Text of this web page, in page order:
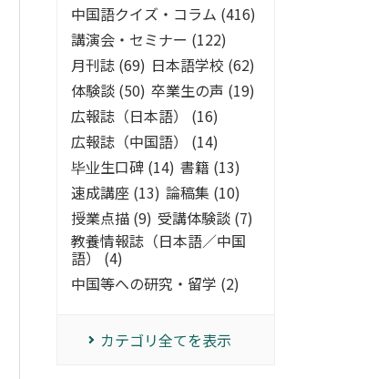
中国語クイズ・コラム (416)
講演会・セミナー (122)
月刊誌 (69) 日本語学校 (62)
体験談 (50) 卒業生の声 (19)
広報誌（日本語） (16)
広報誌（中国語） (14)
毕业生口碑 (14) 書籍 (13)
速成講座 (13) 論稿集 (10)
授業点描 (9) 受講体験談 (7)
教養情報誌（日本語／中国
語） (4)
中国等への研究・留学 (2)
カテゴリ全てを表示